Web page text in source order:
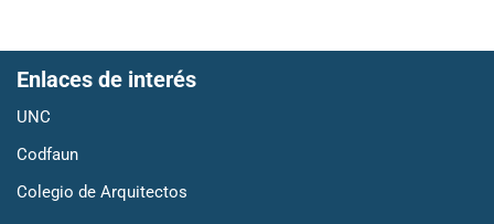
Enlaces de interés
UNC
Codfaun
Colegio de Arquitectos